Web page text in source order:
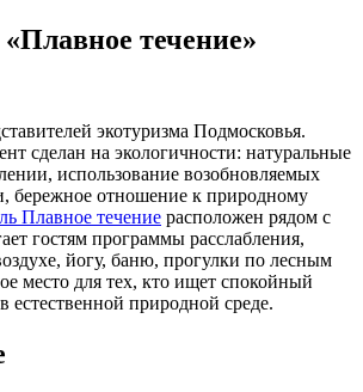
течение»
экотуризма Подмосковья.
сделан на экологичности: натуральные
использование возобновляемых
бережное отношение к природному
Плавное течение расположен рядом с
гостям программы расслабления,
йогу, баню, прогулки по лесным
место для тех, кто ищет спокойный
природной среде.